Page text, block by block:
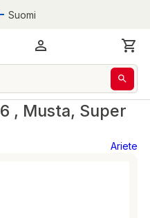
Suomi
, Musta, Super
Ariete